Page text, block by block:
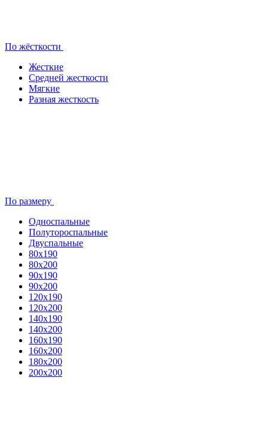
По жёсткости
Жесткие
Средней жесткости
Мягкие
Разная жесткость
По размеру
Односпальные
Полутороспальные
Двуспальные
80x190
80х200
90х190
90х200
120х190
120х200
140х190
140х200
160х190
160х200
180х200
200х200